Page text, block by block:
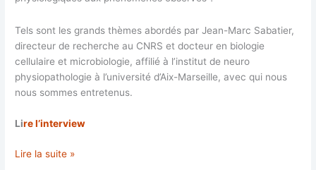
Tels sont les grands thèmes abordés par Jean-Marc Sabatier,
directeur de recherche au CNRS et docteur en biologie
cellulaire et microbiologie, affilié à l’institut de neuro
physiopathologie à l’université d’Aix-Marseille, avec qui nous
nous sommes entretenus.
Lire l’interview
Les
Lire la suite »